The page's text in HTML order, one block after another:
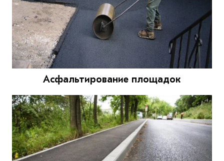
Асфальтирование площадок